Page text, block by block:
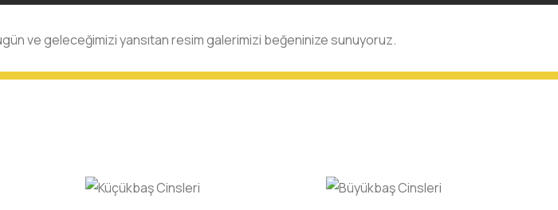
ve geleceğimizi yansıtan resim galerimizi beğeninize sunuyoruz.